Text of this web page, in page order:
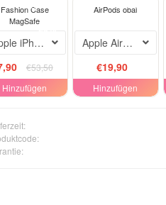
ELEGANCE
-29%
Fashion Case
MagSafe
iPhone 12
€53,50
Hinzufügen
ELEGANCE
AirPods obal
Apple AirPods Pro 1
€19,90
Hinzufügen